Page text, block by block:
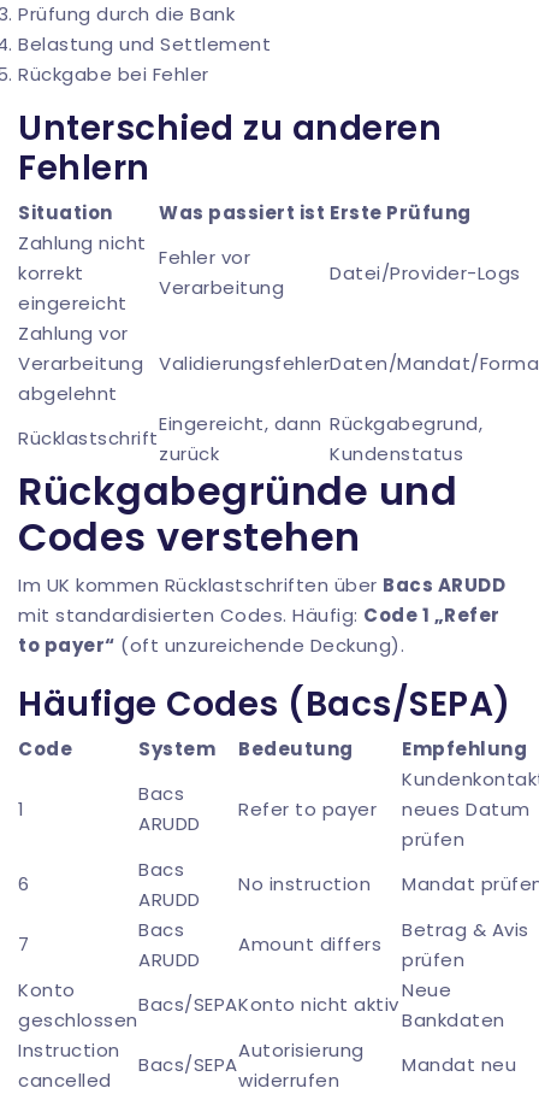
Prüfung durch die Bank
Belastung und Settlement
Rückgabe bei Fehler
Unterschied zu anderen
Fehlern
Situation Was passiert ist Erste Prüfung
Zahlung nicht
korrekt
eingereicht
Fehler vor
Verarbeitung
Datei/Provider-Logs
Zahlung vor
Verarbeitung
abgelehnt
ValidierungsfehlerDaten/Mandat/
Rücklastschrift
Eingereicht, dann
zurück
Rückgabegrund,
Kundenstatus
Rückgabegründe und
Codes verstehen
Im UK kommen Rücklastschriften über Bacs ARUDD
mit standardisierten Codes. Häufig: Code 1 „Refer
to payer“ (oft unzureichende Deckung).
Häufige Codes (Bacs/SEPA)
Code System Bedeutung Empfehlung
1
Bacs
ARUDD
Refer to payer
neues Datum
prüfen
6
Bacs
ARUDD
No instruction Mandat
7
Bacs
ARUDD
Amount differs
Betrag & Avis
prüfen
Konto
geschlossen
Bacs/SEPAKonto nicht aktiv
Neue
Bankdaten
Instruction
cancelled
Bacs/SEPA
Autorisierung
widerrufen
Mandat neu